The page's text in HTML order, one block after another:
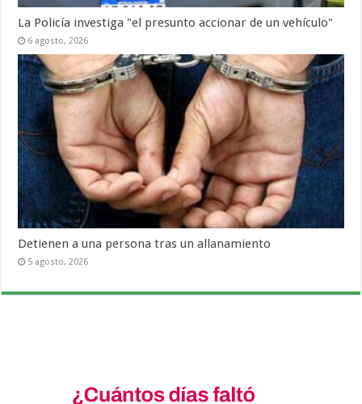
La Policía investiga "el presunto accionar de un vehículo"
6 agosto, 2026
Detienen a una persona tras un allanamiento
5 agosto, 2026